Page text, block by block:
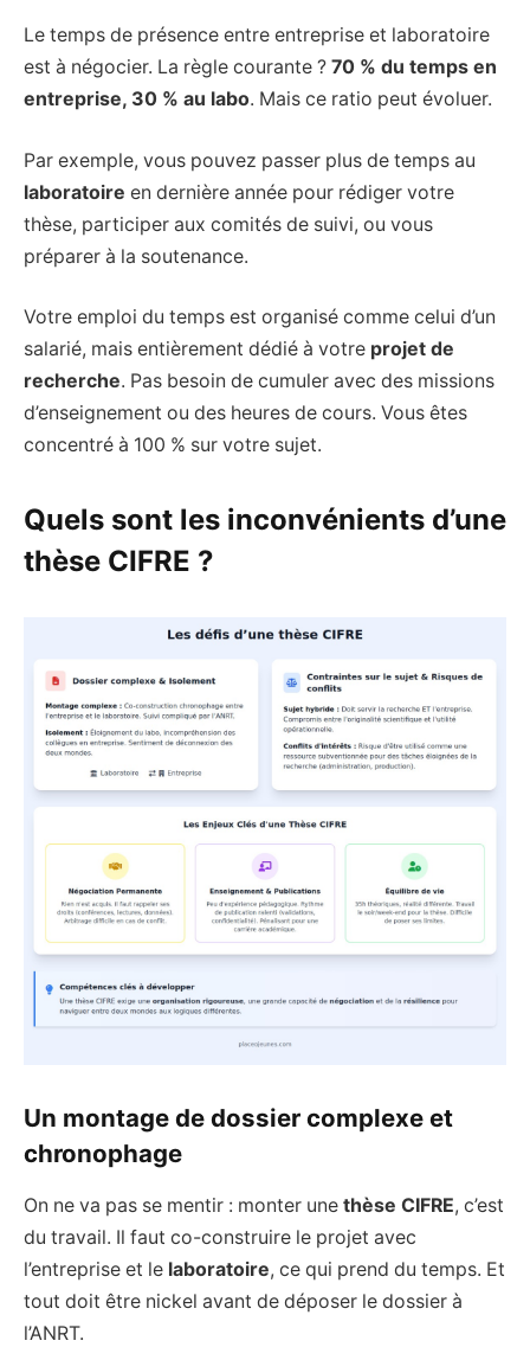
Le temps de présence entre entreprise et laboratoire
est à négocier. La règle courante ? 70 % du temps en
entreprise, 30 % au labo. Mais ce ratio peut évoluer.
Par exemple, vous pouvez passer plus de temps au
laboratoire en dernière année pour rédiger votre
thèse, participer aux comités de suivi, ou vous
préparer à la soutenance.
Votre emploi du temps est organisé comme celui d’un
salarié, mais entièrement dédié à votre projet de
recherche. Pas besoin de cumuler avec des missions
d’enseignement ou des heures de cours. Vous êtes
concentré à 100 % sur votre sujet.
Quels sont les inconvénients d’une
thèse CIFRE ?
Un montage de dossier complexe et
chronophage
On ne va pas se mentir : monter une thèse CIFRE, c’est
du travail. Il faut co-construire le projet avec
l’entreprise et le laboratoire, ce qui prend du temps. Et
tout doit être nickel avant de déposer le dossier à
l’ANRT.